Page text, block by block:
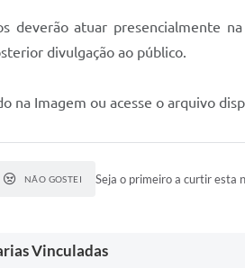
deverão atuar presencialmente
divulgação ao público.
na Imagem ou acesse o arquivo
NÃO GOSTEI Seja o primeiro a curtir esta
Vinculadas